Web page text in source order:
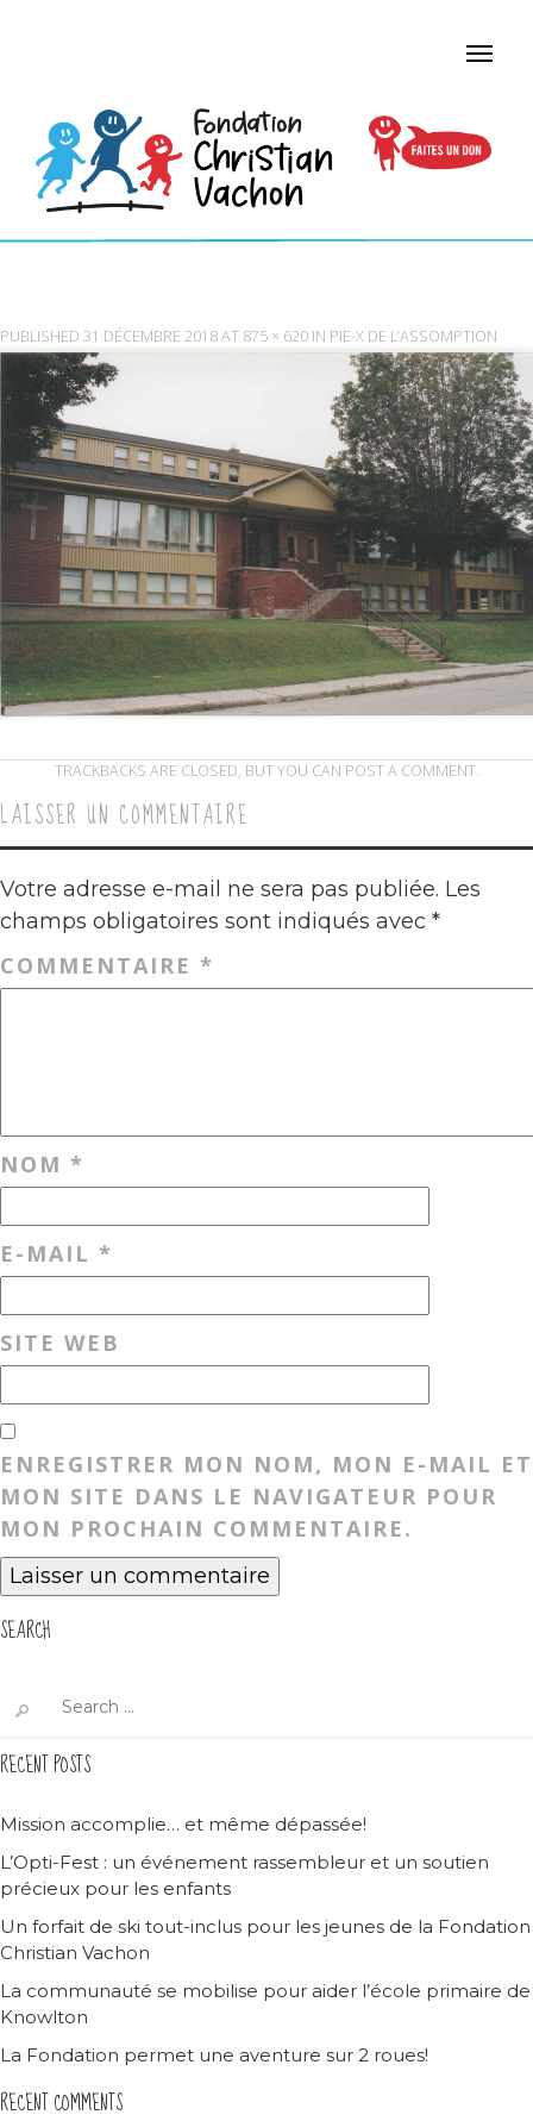
PUBLISHED 31 DÉCEMBRE 2018AT 875 × 620 IN PIE-X DE L’ASSOMPTION
TRACKBACKS ARE CLOSED, BUT YOU CAN POST A COMMENT.
LAISSER UN COMMENTAIRE
Votre adresse e-mail ne sera pas publiée. Les
champs obligatoires sont indiqués avec *
COMMENTAIRE *
NOM *
E-MAIL *
SITE WEB
ENREGISTRER MON NOM, MON E-MAIL ET
MON SITE DANS LE NAVIGATEUR POUR
MON PROCHAIN COMMENTAIRE.
SEARCH
for:
RECENT POSTS
Mission accomplie… et même dépassée!
L’Opti-Fest : un événement rassembleur et un soutien
précieux pour les enfants
Un forfait de ski tout-inclus pour les jeunes de la Fondation
Christian Vachon
La communauté se mobilise pour aider l’école primaire de
Knowlton
La Fondation permet une aventure sur 2 roues!
RECENT COMMENTS